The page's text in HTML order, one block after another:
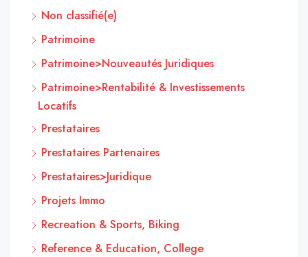
Non classifié(e)
Patrimoine
Patrimoine>Nouveautés Juridiques
Patrimoine>Rentabilité & Investissements
Locatifs
Prestataires
Prestataires Partenaires
Prestataires>Juridique
Projets Immo
Recreation & Sports, Biking
Reference & Education, College